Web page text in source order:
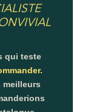
qui teste
meilleurs